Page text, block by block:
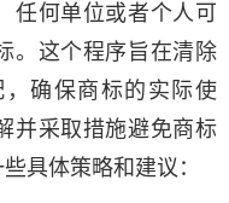
任何单位或者个人可
。这个程序旨在清除
确保商标的实际使
并采取措施避免商标
具体策略和建议：